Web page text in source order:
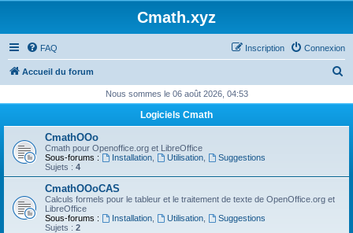
Cmath.xyz
FAQ Connexion
Inscription
Accueil du forum
h
Nous sommes le 06 août 2026, 04:53
Logiciels Cmath
CmathOOo
Cmath pour Openoffice.org et LibreOffice
Sous-forums :
Installation, Utilisation,
Suggestions
Sujets : 4
CmathOOoCAS
Calculs formels pour le tableur et le traitement de texte de OpenOffice.org et
LibreOffice
Sous-forums :
Installation, Utilisation,
Suggestions
Sujets : 2